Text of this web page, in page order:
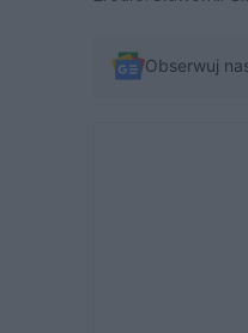
Obserwuj